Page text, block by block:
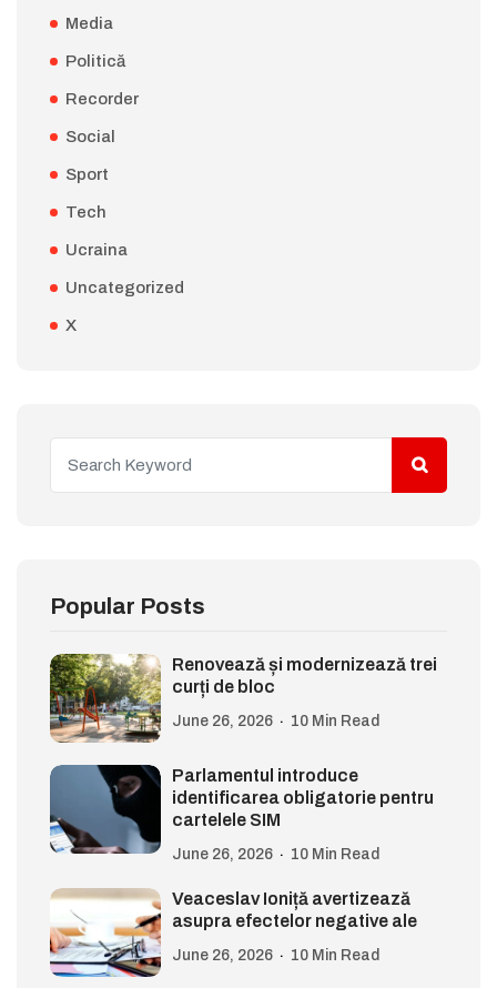
Media
Politică
Recorder
Social
Sport
Tech
Ucraina
Uncategorized
X
Popular Posts
Renovează și modernizează trei
curți de bloc
June 26, 2026 10 Min Read
Parlamentul introduce
identificarea obligatorie pentru
cartelele SIM
June 26, 2026 10 Min Read
Veaceslav Ioniță avertizează
asupra efectelor negative ale
June 26, 2026 10 Min Read